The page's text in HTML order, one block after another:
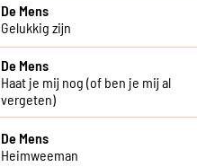
De Mens
Gelukkig zijn
De Mens
Haat je mij nog (of ben je mij al
vergeten)
De Mens
Heimweeman